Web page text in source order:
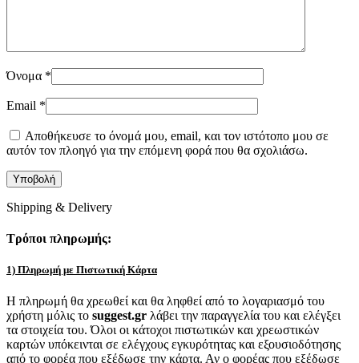
Όνομα *
Email *
Αποθήκευσε το όνομά μου, email, και τον ιστότοπο μου σε
αυτόν τον πλοηγό για την επόμενη φορά που θα σχολιάσω.
Shipping & Delivery
Τρόποι πληρωμής:
1) Πληρωμή με Πιστωτική Κάρτα
Η πληρωμή θα χρεωθεί και θα ληφθεί από το λογαριασμό του
χρήστη μόλις το suggest.gr λάβει την παραγγελία του και ελέγξει
τα στοιχεία του. Όλοι οι κάτοχοι πιστωτικών και χρεωστικών
καρτών υπόκεινται σε ελέγχους εγκυρότητας και εξουσιοδότησης
από το φορέα που εξέδωσε την κάρτα. Αν ο φορέας που εξέδωσε